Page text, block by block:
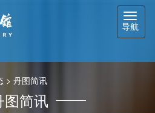
切
换
导
导航
> 丹图简讯
图简讯